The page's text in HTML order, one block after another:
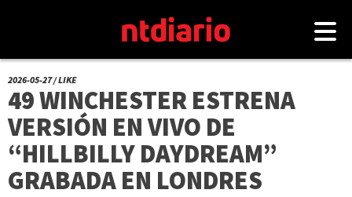
2026-05-27 / LIKE
49 WINCHESTER ESTRENA
VERSIÓN EN VIVO DE
“HILLBILLY DAYDREAM”
GRABADA EN LONDRES